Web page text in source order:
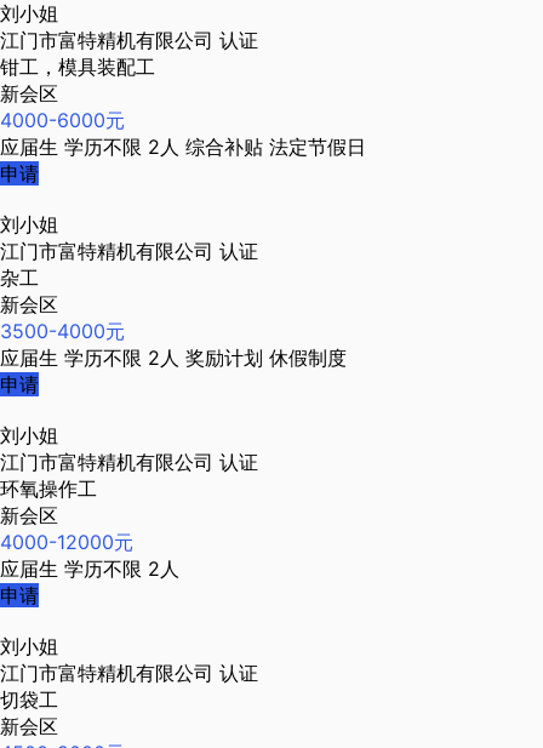
刘小姐
江门市富特精机有限公司 认证
钳工，模具装配工
新会区
4000-6000元
应届生 学历不限 2人 综合补贴 法定节假日
申请
刘小姐
江门市富特精机有限公司 认证
杂工
新会区
3500-4000元
应届生 学历不限 2人 奖励计划 休假制度
申请
刘小姐
江门市富特精机有限公司 认证
环氧操作工
新会区
4000-12000元
应届生 学历不限 2人
申请
刘小姐
江门市富特精机有限公司 认证
切袋工
新会区